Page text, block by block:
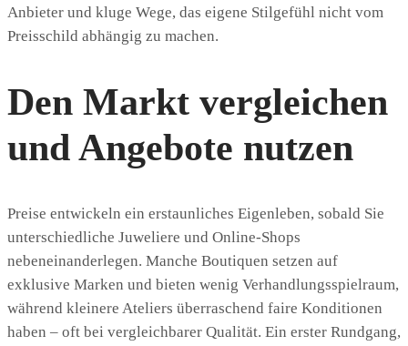
Anbieter und kluge Wege, das eigene Stilgefühl nicht vom
Preisschild abhängig zu machen.
Den Markt vergleichen
und Angebote nutzen
Preise entwickeln ein erstaunliches Eigenleben, sobald Sie
unterschiedliche Juweliere und Online-Shops
nebeneinanderlegen. Manche Boutiquen setzen auf
exklusive Marken und bieten wenig Verhandlungsspielraum,
während kleinere Ateliers überraschend faire Konditionen
haben – oft bei vergleichbarer Qualität. Ein erster Rundgang,